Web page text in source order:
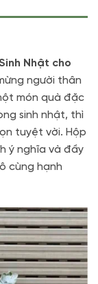
Nhật cho
người thân
món quà đặc
sinh nhật, thì
tuyệt vời. Hộp
ý nghĩa và đầy
cùng hạnh